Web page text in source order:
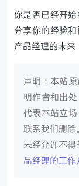
你是否已经开
分享你的经验
产品经理的未来
声明：本站
明作者和出
代表本站立
联系我们删除。
未经允许不得
品经理的工作